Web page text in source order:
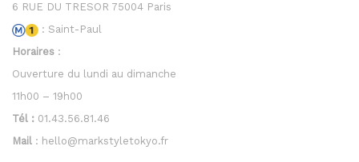
6 RUE DU TRESOR 75004 Paris
: Saint-Paul
Horaires :
Ouverture du lundi au dimanche
11h00 – 19h00
Tél : 01.43.56.81.46
Mail : hello@markstyletokyo.fr